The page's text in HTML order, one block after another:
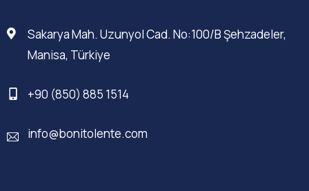
Sakarya Mah. Uzunyol Cad. No:100/B Şehzadeler,
Manisa, Türkiye
+90 (850) 885 1514
info@bonitolente.com